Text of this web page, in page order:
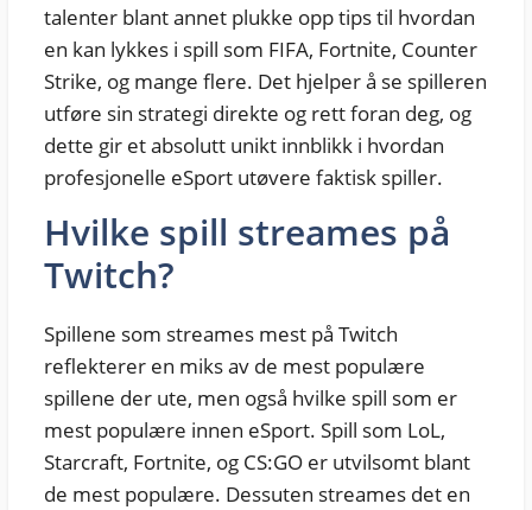
talenter blant annet plukke opp tips til hvordan
en kan lykkes i spill som FIFA, Fortnite, Counter
Strike, og mange flere. Det hjelper å se spilleren
utføre sin strategi direkte og rett foran deg, og
dette gir et absolutt unikt innblikk i hvordan
profesjonelle eSport utøvere faktisk spiller.
Hvilke spill streames på
Twitch?
Spillene som streames mest på Twitch
reflekterer en miks av de mest populære
spillene der ute, men også hvilke spill som er
mest populære innen eSport. Spill som LoL,
Starcraft, Fortnite, og CS:GO er utvilsomt blant
de mest populære. Dessuten streames det en